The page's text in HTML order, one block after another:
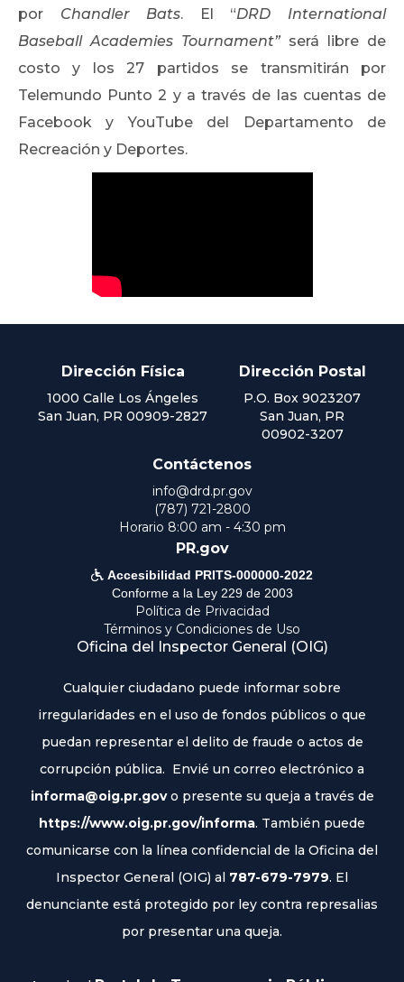
por Chandler Bats. El “DRD International
Baseball Academies Tournament” será libre de
costo y los 27 partidos se transmitirán por
Telemundo Punto 2 y a través de las cuentas de
Facebook y YouTube del Departamento de
Recreación y Deportes.
Dirección Física
1000 Calle Los Ángeles
San Juan, PR 00909-2827
Dirección Postal
P.O. Box 9023207
San Juan, PR
00902-3207
Contáctenos
info@drd.pr.gov
(787) 721-2800
Horario 8:00 am - 4:30 pm
PR.gov
 Accesibilidad PRITS-000000-2022
Conforme a la Ley 229 de 2003
Política de Privacidad
Términos y Condiciones de Uso
Oficina del Inspector General (OIG)
Cualquier ciudadano puede informar sobre
irregularidades en el uso de fondos públicos o que
puedan representar el delito de fraude o actos de
corrupción pública. Envié un correo electrónico a
informa@oig.pr.govo presente su queja a través de
https://www.oig.pr.gov/informa. También puede
comunicarse con la línea confidencial de la Oficina del
Inspector General (OIG) al 787-679-7979. El
denunciante está protegido por ley contra represalias
por presentar una queja.